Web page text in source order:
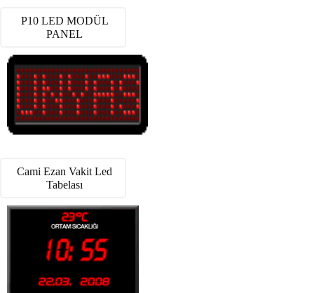
P10 LED MODÜL
PANEL
Cami Ezan Vakit Led
Tabelası